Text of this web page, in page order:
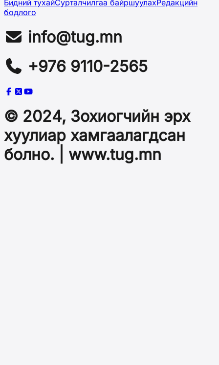
Бидний тухайСурталчилгаа байршуулахРедакцийн
бодлого
info@tug.mn
+976 9110-2565
© 2024, Зохиогчийн эрх
хуулиар хамгаалагдсан
болно. | www.tug.mn